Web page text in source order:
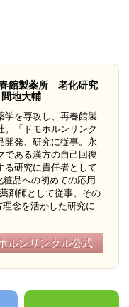
館製薬所 老化研究
地大輔
学を専攻し、再春館製
。「ドモホルンリンク
開発、研究に従事。永
である漢方の自己回復
る研究に責任者として
品への初めての応用
剤師として従事。その
念を活かした研究に
ルンリンクル公式